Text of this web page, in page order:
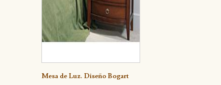
Detalle
Mesa de Luz. Diseño Bogart